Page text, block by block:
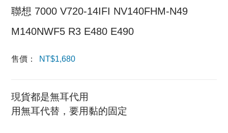
聯想 7000 V720-14IFI NV140FHM-N49
M140NWF5 R3 E480 E490
售價： NT$1,680
現貨都是無耳代用
用無耳代替，要用黏的固定